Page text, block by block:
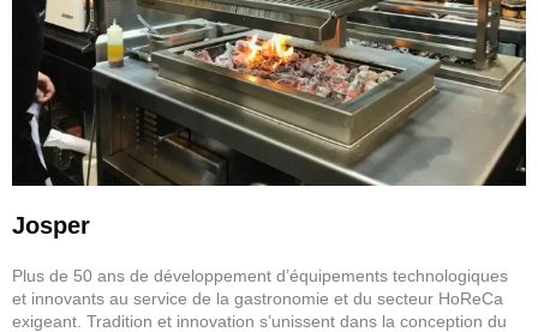
Josper
Plus de 50 ans de développement d’équipements technologiques
et innovants au service de la gastronomie et du secteur HoReCa
exigeant. Tradition et innovation s’unissent dans la conception du